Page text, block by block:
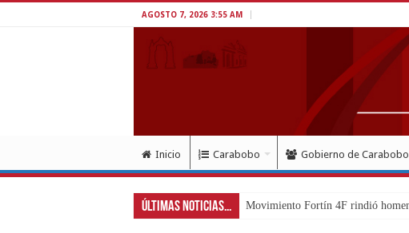
AGOSTO 7, 2026 3:55 AM
Inicio Carabobo Gobierno de Carabobo
Últimas Noticias... Exitoso despl